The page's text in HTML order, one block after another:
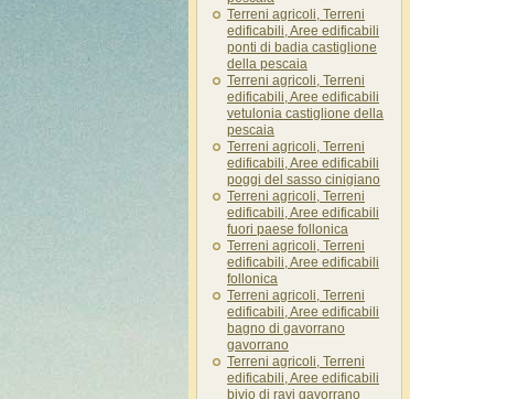
Terreni agricoli, Terreni
edificabili, Aree edificabili
ponti di badia castiglione
della pescaia
Terreni agricoli, Terreni
edificabili, Aree edificabili
vetulonia castiglione della
pescaia
Terreni agricoli, Terreni
edificabili, Aree edificabili
poggi del sasso cinigiano
Terreni agricoli, Terreni
edificabili, Aree edificabili
fuori paese follonica
Terreni agricoli, Terreni
edificabili, Aree edificabili
follonica
Terreni agricoli, Terreni
edificabili, Aree edificabili
bagno di gavorrano
gavorrano
Terreni agricoli, Terreni
edificabili, Aree edificabili
bivio di ravi gavorrano